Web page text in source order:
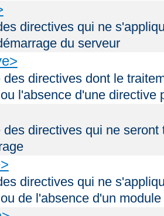
directives qui ne
du serveur
des directives dont le
l'absence d'une directive
des directives qui ne
directives qui ne
de l'absence d'un